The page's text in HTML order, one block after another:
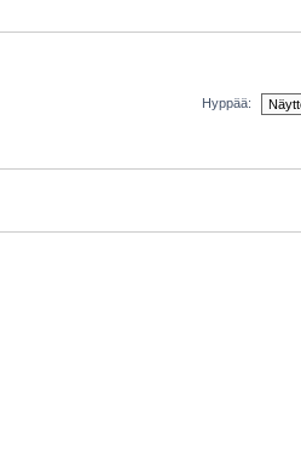
Hyppää: